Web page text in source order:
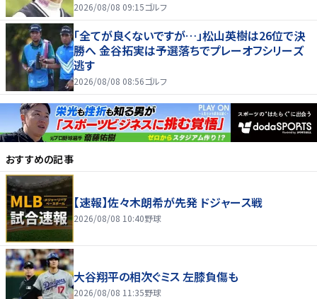
2026/08/08 09:15ゴルフ
「全てが良くないですが…」松山英樹は26位で決
勝へ 金谷拓実は予選落ちでプレーオフシリーズ
逃す
2026/08/08 08:56ゴルフ
おすすめの記事
【速報】佐々木朗希が先発 ドジャース戦
2026/08/08 10:40野球
大谷翔平の相次ぐミス 左膝負傷も
2026/08/08 11:35野球